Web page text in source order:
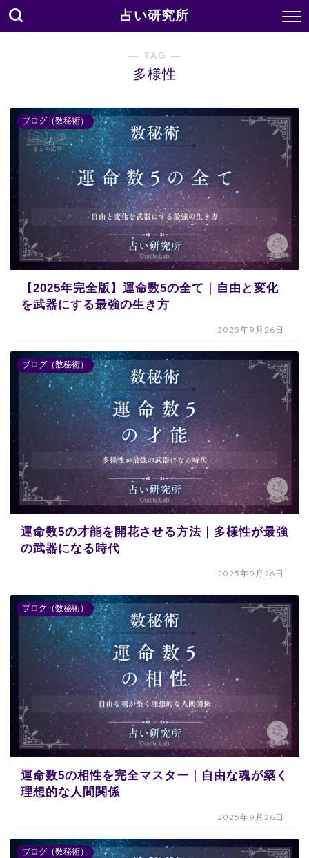
占い研究所
― TAG ―
多様性
ブログ（数秘術）
【2025年完全版】運命数5の全て｜自由と変化
を武器にする最強の生き方
2025年9月26日
ブログ（数秘術）
運命数5の才能を開花させる方法｜多様性が最強
の武器になる時代
2025年9月26日
ブログ（数秘術）
運命数5の相性を完全マスター｜自由な魂が築く
理想的な人間関係
2025年9月26日
ブログ（数秘術）